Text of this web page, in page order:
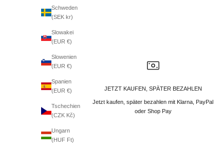
Schweden
(SEK kr)
Slowakei
(EUR €)
Slowenien
(EUR €)
Spanien
(EUR €)
Tschechien
(CZK Kč)
Ungarn
(HUF Ft)
JETZT KAUFEN, SPÄTER BEZAHLEN
Jetzt kaufen, später bezahlen mit Klarna, PayPal
oder Shop Pay